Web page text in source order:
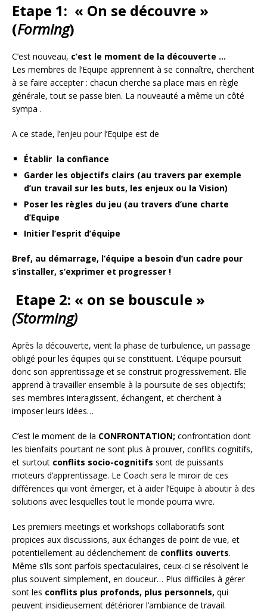
Etape 1: « On se découvre »
(Forming)
C’est nouveau, c’est le moment de la découverte …
Les membres de l’Equipe apprennent à se connaître, cherchent
à se faire accepter : chacun cherche sa place mais en règle
générale, tout se passe bien. La nouveauté a même un côté
sympa .
A ce stade, l’enjeu pour l’Equipe est de
Établir la confiance
Garder les objectifs clairs (au travers par exemple
d’un travail sur les buts, les enjeux ou la Vision)
Poser les règles du jeu (au travers d’une charte
d’Equipe
Initier l’esprit d’équipe
Bref, au démarrage, l’équipe a besoin d’un cadre pour
s’installer, s’exprimer et progresser !
Etape 2: « on se bouscule »
(Storming)
Après la découverte, vient la phase de turbulence, un passage
obligé pour les équipes qui se constituent. L’équipe poursuit
donc son apprentissage et se construit progressivement. Elle
apprend à travailler ensemble à la poursuite de ses objectifs;
ses membres interagissent, échangent, et cherchent à
imposer leurs idées…
C’est le moment de la CONFRONTATION; confrontation dont
les bienfaits pourtant ne sont plus à prouver, conflits cognitifs,
et surtout conflits socio-cognitifs sont de puissants
moteurs d’apprentissage. Le Coach sera le miroir de ces
différences qui vont émerger, et à aider l’Equipe à aboutir à des
solutions avec lesquelles tout le monde pourra vivre.
Les premiers meetings et workshops collaboratifs sont
propices aux discussions, aux échanges de point de vue, et
potentiellement au déclenchement de conflits ouverts.
Même s’ils sont parfois spectaculaires, ceux-ci se résolvent le
plus souvent simplement, en douceur… Plus difficiles à gérer
sont les conflits plus profonds, plus personnels, qui
peuvent insidieusement détériorer l’ambiance de travail.